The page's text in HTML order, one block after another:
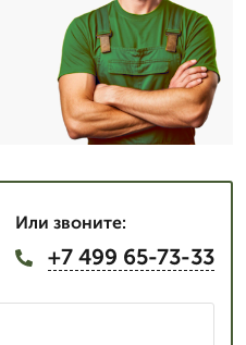
Или звоните:
+7 499 65-73-33